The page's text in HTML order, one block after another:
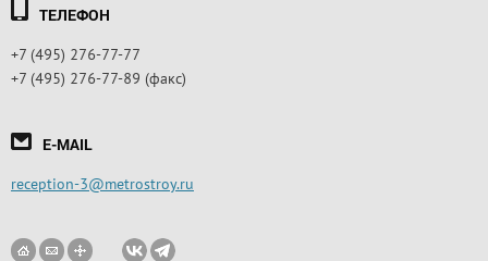
ТЕЛЕФОН
+7 (495) 276-77-77
+7 (495) 276-77-89 (факс)
E-MAIL
reception-3@metrostroy.ru